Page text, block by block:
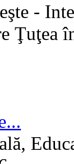
-
Ţuţea